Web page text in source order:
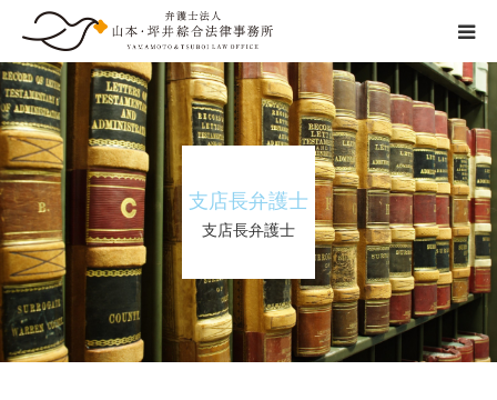
支店長弁護士
支店長弁護士
交通事故の流れ
事務所紹介
弁護士紹介
ご相談の流れ
弁護士費用